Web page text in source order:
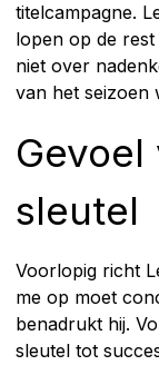
titelcampagne.
lopen op de
niet over
van het seizoen
sleutel
Voorlopig richt
me op moet
benadrukt hij.
sleutel tot